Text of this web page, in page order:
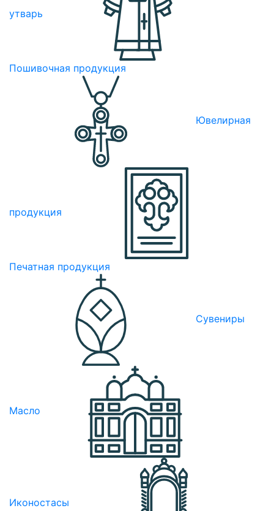
утварь
Пошивочная продукция
Ювелирная
продукция
Печатная продукция
Сувениры
Масло
Иконостасы